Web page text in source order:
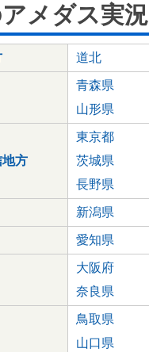
メダス実況
道北
青森県
山形県
地方
東京都
茨城県
長野県
新潟県
愛知県
大阪府
奈良県
鳥取県
山口県